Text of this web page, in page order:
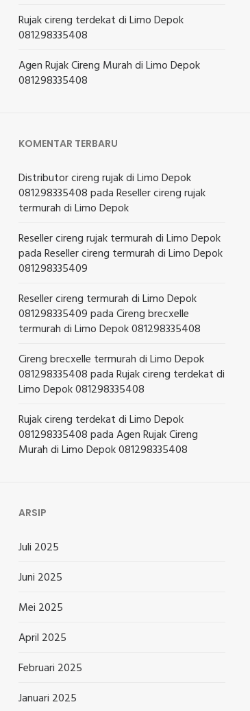
Rujak cireng terdekat di Limo Depok
081298335408
Agen Rujak Cireng Murah di Limo Depok
081298335408
KOMENTAR TERBARU
Distributor cireng rujak di Limo Depok
081298335408padaReseller cireng rujak
termurah di Limo Depok
Reseller cireng rujak termurah di Limo Depok
padaReseller cireng termurah di Limo Depok
081298335409
Reseller cireng termurah di Limo Depok
081298335409padaCireng brecxelle
termurah di Limo Depok 081298335408
Cireng brecxelle termurah di Limo Depok
081298335408padaRujak cireng terdekat di
Limo Depok 081298335408
Rujak cireng terdekat di Limo Depok
081298335408padaAgen Rujak Cireng
Murah di Limo Depok 081298335408
ARSIP
Juli 2025
Juni 2025
Mei 2025
April 2025
Februari 2025
Januari 2025